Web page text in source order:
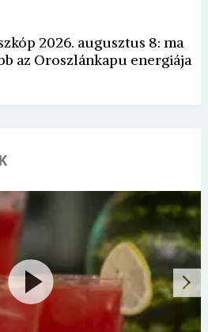
2026. augusztus 8: ma
az Oroszlánkapu energiája